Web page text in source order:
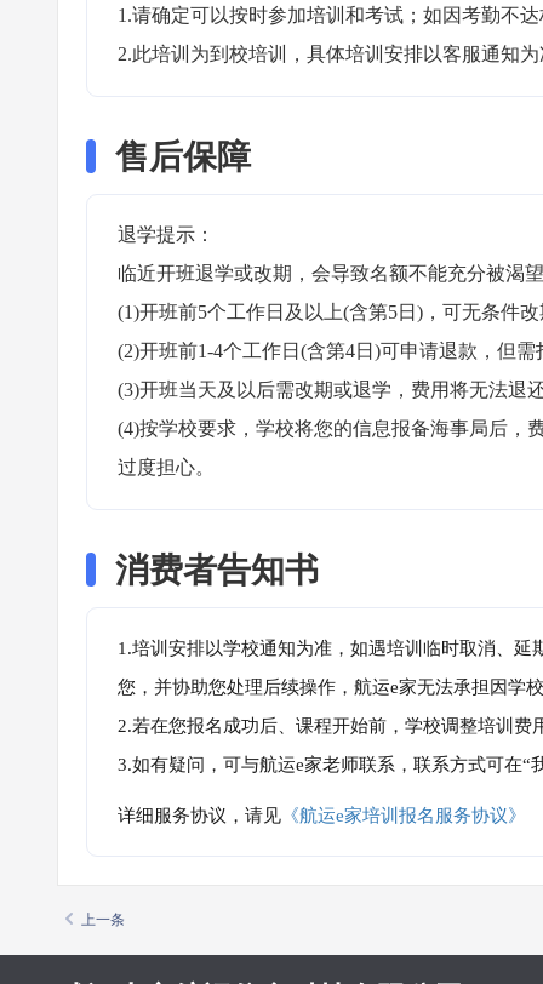
1.请确定可以按时参加培训和考试；如因考勤不
2.此培训为到校培训，具体培训安排以客服通知
售后保障
退学提示：
临近开班退学或改期，会导致名额不能充分被渴
(1)开班前5个工作日及以上(含第5日)，可无条件
(2)开班前1-4个工作日(含第4日)可申请退款，但
(3)开班当天及以后需改期或退学，费用将无法退
(4)按学校要求，学校将您的信息报备海事局后，
过度担心。
消费者告知书
1.培训安排以学校通知为准，如遇培训临时取消、
您，并协助您处理后续操作，航运e家无法承担因学
2.若在您报名成功后、课程开始前，学校调整培训
3.如有疑问，可与航运e家老师联系，联系方式可在
详细服务协议，请见 《航运e家培训报名服务协议》
上一条